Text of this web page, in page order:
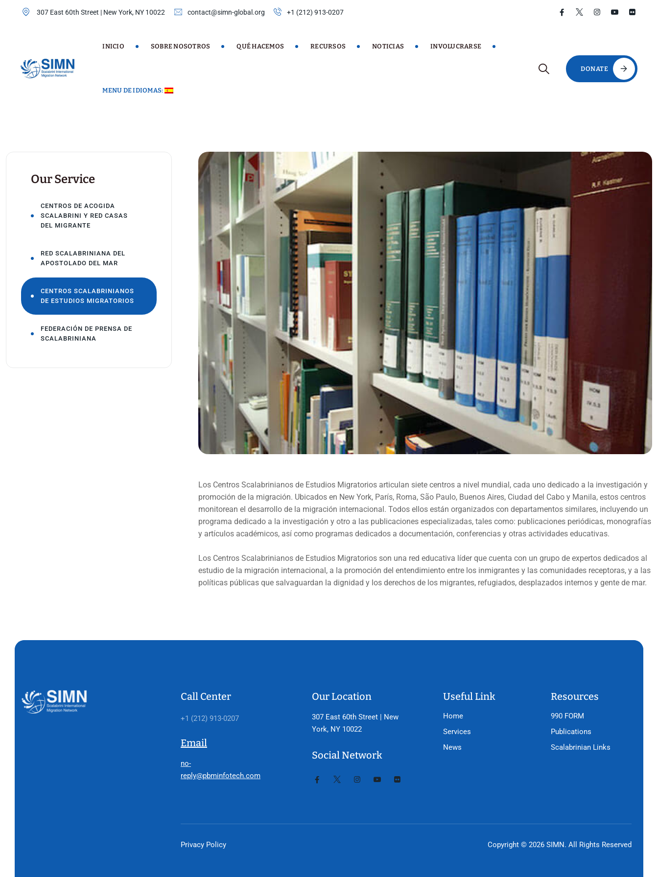
307 East 60th Street | New York, NY 10022 contact@simn-global.org +1 (212) 913-0207
INICIO SOBRE NOSOTROS QUÉ HACEMOS RECURSOS NOTICIAS INVOLUCRARSE
MENU DE IDIOMAS:
DONATE
Los Centros Scalabrinianos de Estudios Migratorios articulan siete centros a nivel mundial, cada uno dedicado a la investigación y
promoción de la migración. Ubicados en New York, París, Roma, São Paulo, Buenos Aires, Ciudad del Cabo y Manila, estos centros
monitorean el desarrollo de la migración internacional. Todos ellos están organizados con departamentos similares, incluyendo un
programa dedicado a la investigación y otro a las publicaciones especializadas, tales como: publicaciones periódicas, monografías
y artículos académicos, así como programas dedicados a documentación, conferencias y otras actividades educativas.
Los Centros Scalabrinianos de Estudios Migratorios son una red educativa líder que cuenta con un grupo de expertos dedicados al
estudio de la migración internacional, a la promoción del entendimiento entre los inmigrantes y las comunidades receptoras, y a las
políticas públicas que salvaguardan la dignidad y los derechos de los migrantes, refugiados, desplazados internos y gente de mar.
Our Service
CENTROS DE ACOGIDA
SCALABRINI Y RED CASAS
DEL MIGRANTE
RED SCALABRINIANA DEL
APOSTOLADO DEL MAR
CENTROS SCALABRINIANOS
DE ESTUDIOS MIGRATORIOS
FEDERACIÓN DE PRENSA DE
SCALABRINIANA
Call Center
+1 (212) 913-0207
Email
no-
reply@pbminfotech.com
Our Location
307 East 60th Street | New
York, NY 10022
Social Network
Useful Link
Home
Services
News
Resources
990 FORM
Publications
Scalabrinian Links
Privacy Policy Copyright © 2026 SIMN. All Rights Reserved